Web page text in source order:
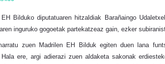
Bilduko diputatuaren hitzaldiak Barañaingo
inguruko gogoetak partekatzeaz gain, ezker
zuen Madrilen EH Bilduk egiten duen lana
ere, argi adierazi zuen aldaketa sakonak